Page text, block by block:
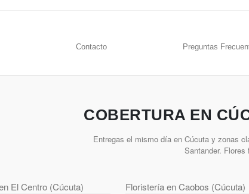
Contacto Preguntas
COBERTURA EN
Entregas el mismo día en Cúcuta y zonas
Santander.
El Centro (Cúcuta) Floristería en Caobos (Cúcuta)